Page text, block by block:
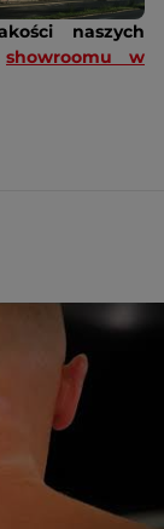
naszych
showroomu w